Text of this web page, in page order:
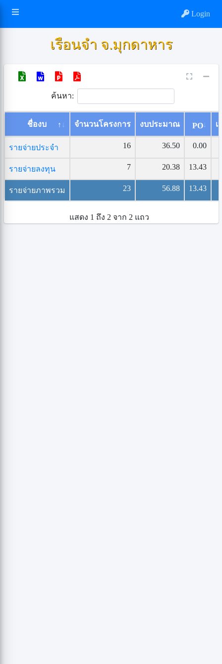
Login
เรือนจำ จ.มุกดาหาร
ค้นหา:
ชื่องบ จำนวนโครงการ งบประมาณ PO เ
รายจ่ายประจำ 16 36.50 0.00
รายจ่ายลงทุน 7 20.38 13.43
รายจ่ายภาพรวม 23 56.88 13.43
แสดง 1 ถึง 2 จาก 2 แถว